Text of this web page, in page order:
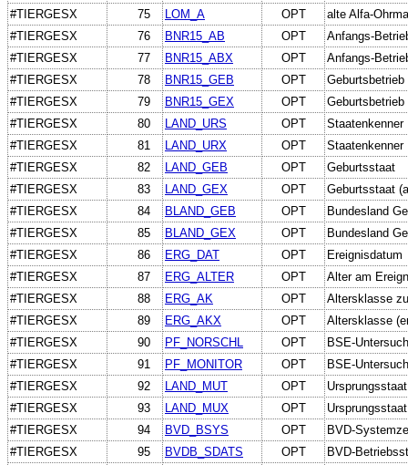
#TIERGESX
75 LOM_A OPT
alte Alfa-
#TIERGESX
76 BNR15_AB OPT
Anfangs-
#TIERGESX
77 BNR15_ABX OPT
Anfangs-
#TIERGESX
78 BNR15_GEB OPT
Geburtsbetrieb
#TIERGESX
79 BNR15_GEX OPT
Geburtsbetrieb
#TIERGESX
80 LAND_URS OPT
Staatenkenner
#TIERGESX
81 LAND_URX OPT
Staatenkenner
#TIERGESX
82 LAND_GEB OPT
Geburtsstaat
#TIERGESX
83 LAND_GEX OPT
Geburtsstaat
#TIERGESX
84 BLAND_GEB OPT
Bundesland
#TIERGESX
85 BLAND_GEX OPT
Bundesland
#TIERGESX
86 ERG_DAT OPT
Ereignisdatum
#TIERGESX
87 ERG_ALTER OPT
Alter am
#TIERGESX
88 ERG_AK OPT
Altersklasse
#TIERGESX
89 ERG_AKX OPT
Altersklasse
#TIERGESX
90 PF_NORSCHL OPT
BSE-
#TIERGESX
91 PF_MONITOR OPT
BSE-
#TIERGESX
92 LAND_MUT OPT
#TIERGESX
93 LAND_MUX OPT
#TIERGESX
94 BVD_BSYS OPT
BVD-
#TIERGESX
95 BVDB_SDATS OPT
BVD-